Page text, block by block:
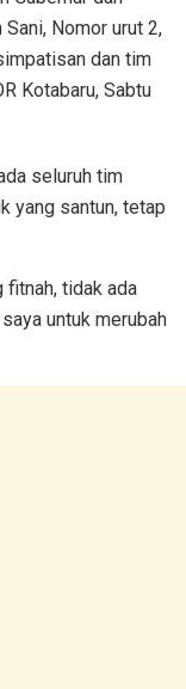
Nomor urut 2,
dan tim
Kotabaru, Sabtu
seluruh tim
yang santun, tetap
fitnah, tidak ada
untuk merubah